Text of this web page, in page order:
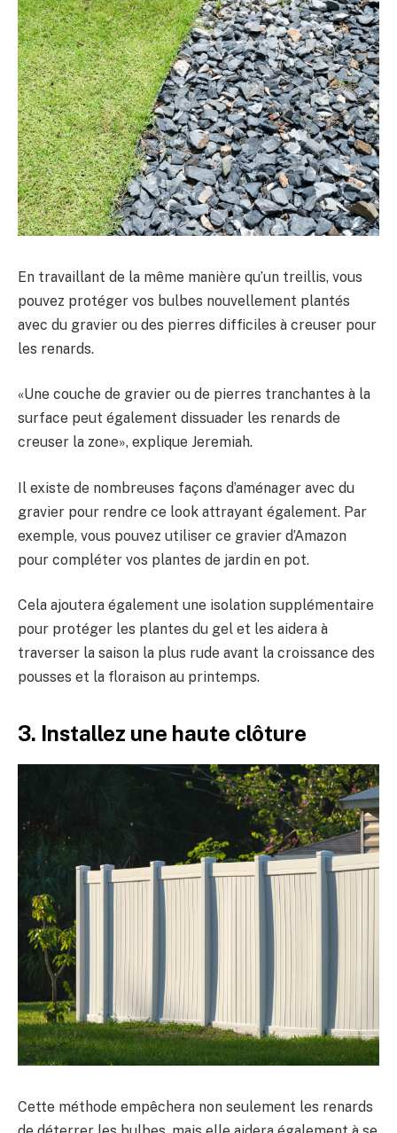
En travaillant de la même manière qu’un treillis, vous
pouvez protéger vos bulbes nouvellement plantés
avec du gravier ou des pierres difficiles à creuser pour
les renards.
«Une couche de gravier ou de pierres tranchantes à la
surface peut également dissuader les renards de
creuser la zone», explique Jeremiah.
Il existe de nombreuses façons d’aménager avec du
gravier pour rendre ce look attrayant également. Par
exemple, vous pouvez utiliser ce gravier d’Amazon
pour compléter vos plantes de jardin en pot.
Cela ajoutera également une isolation supplémentaire
pour protéger les plantes du gel et les aidera à
traverser la saison la plus rude avant la croissance des
pousses et la floraison au printemps.
3. Installez une haute clôture
Cette méthode empêchera non seulement les renards